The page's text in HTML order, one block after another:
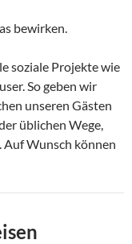
bewirken.
soziale Projekte wie
So geben wir
unseren Gästen
üblichen Wege,
Auf Wunsch können